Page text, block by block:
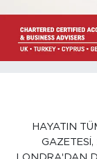
HAYATIN